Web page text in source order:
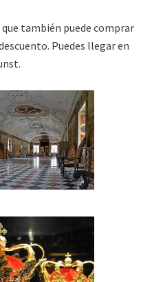
también puede comprar
Puedes llegar en